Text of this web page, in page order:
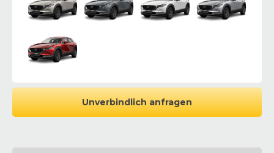
Unverbindlich anfragen